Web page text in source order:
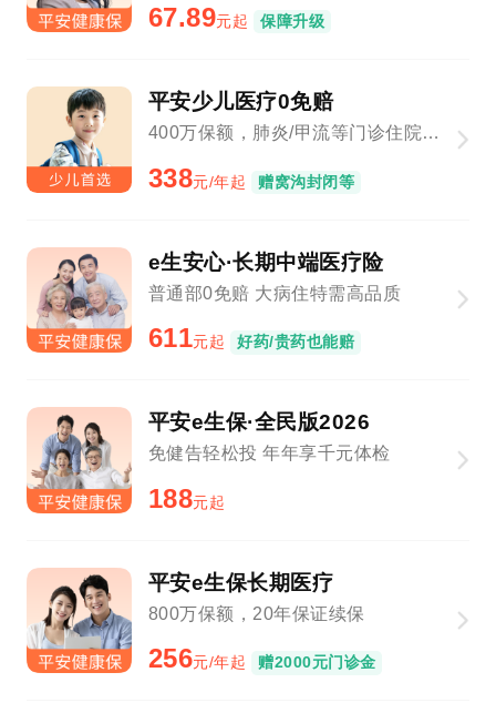
67.89元起 保障升级
平安少儿医疗0免赔
400万保额，肺炎/甲流等门诊住院1元起赔
338元/年起 赠窝沟封闭等
e生安心·长期中端医疗险
普通部0免赔 大病住特需高品质
611元起 好药/贵药也能赔
平安e生保·全民版2026
免健告轻松投 年年享千元体检
188元起
平安e生保长期医疗
800万保额，20年保证续保
256元/年起 赠2000元门诊金